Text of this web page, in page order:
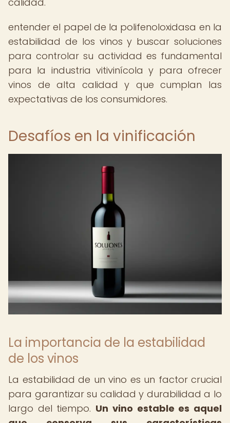
entender el papel de la polifenoloxidasa en la
estabilidad de los vinos y buscar soluciones
para controlar su actividad es fundamental
para la industria vitivinícola y para ofrecer
vinos de alta calidad y que cumplan las
expectativas de los consumidores.
Desafíos en la vinificación
La importancia de la estabilidad
de los vinos
La estabilidad de un vino es un factor crucial
para garantizar su calidad y durabilidad a lo
largo del tiempo. Un vino estable es aquel